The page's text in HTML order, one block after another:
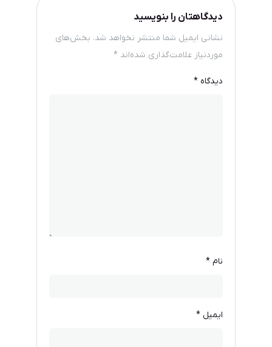
دیدگاهتان را بنویسید
نشانی ایمیل شما منتشر نخواهد شد. بخش‌های
موردنیاز علامت‌گذاری شده‌اند *
دیدگاه *
نام *
ایمیل *